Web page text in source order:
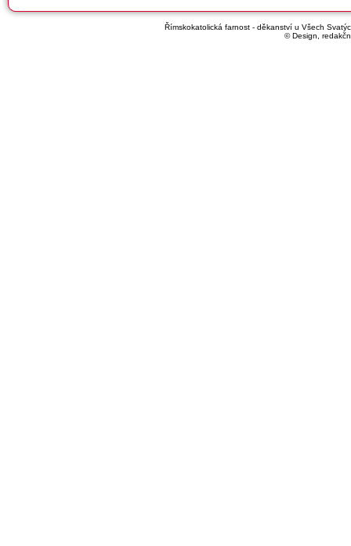
Římskokatolická farnost - děkanství u Všech
© Design,